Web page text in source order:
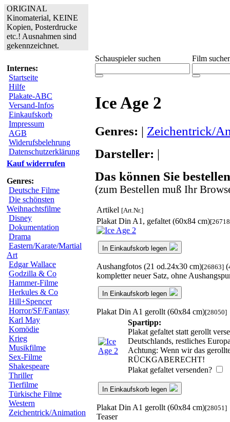
ORIGINAL
Kinomaterial, KEINE
Kopien, Posterdrucke
etc.! Ausnahmen sind
gekennzeichnet.
Internes:
Startseite
Hilfe
Plakate-ABC
Versand-Infos
Einkaufskorb
Impressum
AGB
Widerufsbelehrung
Datenschutzerklärung
Kauf widerrufen
Genres:
Deutsche Filme
Die schönsten
Weihnachtsfilme
Disney
Dokumentation
Drama
Eastern/Karate/Martial
Art
Edgar Wallace
Godzilla & Co
Hammer-Filme
Herkules & Co
Hill+Spencer
Horror/SF/Fantasy
Karl May
Komödie
Krieg
Musikfilme
Sex-Filme
Shakespeare
Thriller
Tierfilme
Türkische Filme
Western
Zeichentrick/Animation
Schauspieler suchen Film
Ice Age 2
Genres: | Zeichentrick/
Darsteller: |
Das können Sie
(zum Bestellen muß Ihr
Artikel [Art.Nr.]
Plakat Din A1, gefaltet (60x84 cm)
In Einkaufskorb legen
Aushangfotos (21 od.24x30 cm)[26863]
kompletter neuer Satz, ohne
In Einkaufskorb legen
Plakat Din A1 gerollt (60x84 cm)[28050]
Spartipp:
Plakat gefaltet statt gerollt
Deutschlands, restliches
Achtung: Wenn wir das
RÜCKGABERECHT!
Plakat gefaltet versenden?
In Einkaufskorb legen
Plakat Din A1 gerollt (60x84 cm)[28051]
Teaser